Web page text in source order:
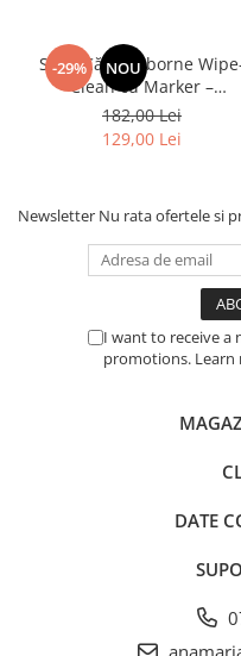
-29% NOU
Set 3 Cărți Usborne
Clean cu Marker –
Numbers, Words,
Handwriting pentru Copii
182,00 Lei
129,00 Lei
Newsletter Nu rata ofertele si
I want to receive a
promotions. Learn
DATE